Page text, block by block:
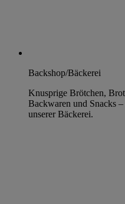
Backshop/Bäckerei
Knusprige Brötchen,
Backwaren und Snacks
unserer Bäckerei.